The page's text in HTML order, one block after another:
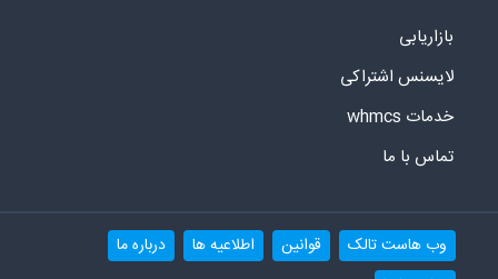
بازاریابی
لایسنس اشتراکی
خدمات whmcs
تماس با ما
وب هاست تالک قوانین اطلاعیه ها
درباره ما